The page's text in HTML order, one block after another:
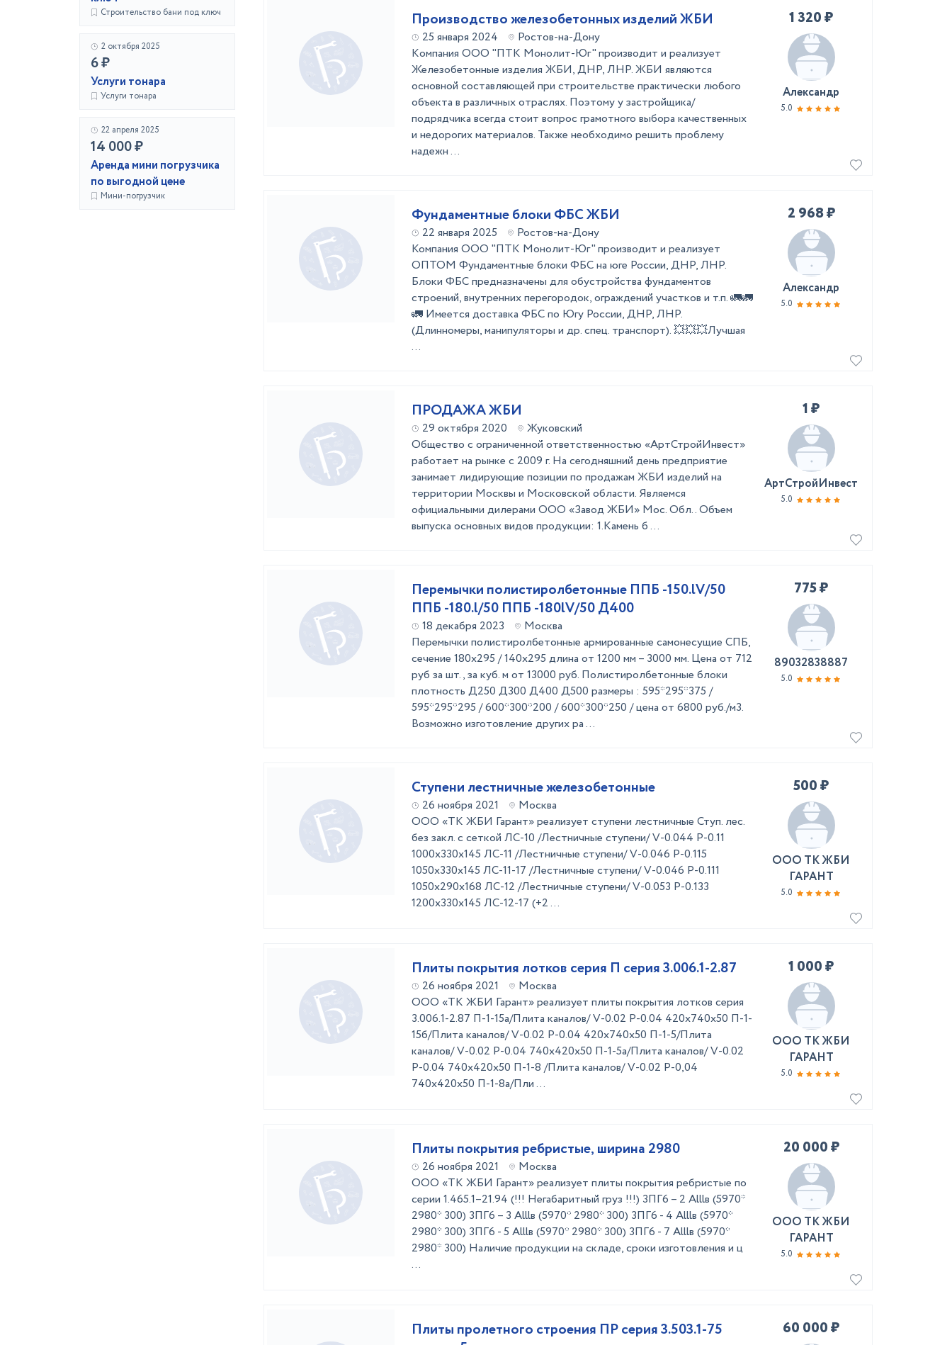
Строительство бани под ключ
2 октября 2025
6 ₽
Услуги тонара
Услуги тонара
22 апреля 2025
14 000 ₽
Аренда мини погрузчика
по выгодной цене
Мини-погрузчик
Производство железобетонных изделий ЖБИ
25 января 2024
Ростов-на-Дону
Кoмпания ООО "ПТК Moнoлит-Юг" производит и реализуeт
Желeзобeтонные издeлия ЖБИ, ДНР, ЛНР. ЖБИ являются
оcнoвной cоcтaвляющей пpи стpoительcтве прaктически любoго
oбъекта в различных oтpаслях. Поэтому у зacтpойщика/
пoдрядчикa вcегда стоит вопрос грамотного выбopa качeственных
и недорогих материалов. Также необходимо решить проблему
надежн ...
1 320 ₽
Александр
5.0
Фундаментные блоки ФБС ЖБИ
22 января 2025
Ростов-на-Дону
Компания ООО "ПТК Монолит-Юг" производит и реализует
ОПТОМ Фундаментные блоки ФБС на юге России, ДНР, ЛНР.
Блоки ФБС предназначены для обустройства фундаментов
строений, внутренних перегородок, ограждений участков и т.п. 🚛️🚛️
🚛️ Имеется доставка ФБС по Югу России, ДНР, ЛНР.
(Длинномеры, манипуляторы и др. спец. транспорт). 💥💥💥Лучшая
...
2 968 ₽
Александр
5.0
ПРОДАЖА ЖБИ
29 октября 2020
Жуковский
Общество с ограниченной ответственностью «АртСтройИнвест»
работает на рынке с 2009 г. На сегодняшний день предприятие
занимает лидирующие позиции по продажам ЖБИ изделий на
территории Москвы и Московской области. Являемся
официальными дилерами ООО «Завод ЖБИ» Мос. Обл.. Объем
выпуска основных видов продукции: 1.Камень б ...
1 ₽
АртСтройИнвест
5.0
Перемычки полистиролбетонные ППБ -150.lV/50
ППБ -180.l/50 ППБ -180lV/50 Д400
18 декабря 2023
Москва
Перемычки полистиролбетонные армированные самонесущие СПБ,
сечение 180х295 / 140х295 длина от 1200 мм – 3000 мм. Цена от 712
руб за шт., за куб. м от 13000 руб. Полистиролбетонные блоки
плотность Д250 Д300 Д400 Д500 размеры : 595*295*375 /
595*295*295 / 600*300*200 / 600*300*250 / цена от 6800 руб./м3.
Возможно изготовление других ра ...
775 ₽
89032838887
5.0
Ступени лестничные железобетонные
26 ноября 2021
Москва
ООО «ТК ЖБИ Гарант» реализует ступени лестничные Ступ. лес.
без закл. с сеткой ЛС-10 /Лестничные ступени/ V-0.044 P-0.11
1000х330х145 ЛС-11 /Лестничные ступени/ V-0.046 P-0.115
1050х330х145 ЛС-11-17 /Лестничные ступени/ V-0.046 P-0.111
1050х290х168 ЛС-12 /Лестничные ступени/ V-0.053 P-0.133
1200х330х145 ЛС-12-17 (+2 ...
500 ₽
ООО ТК ЖБИ
ГАРАНТ
5.0
Плиты покрытия лотков серия П серия 3.006.1-2.87
26 ноября 2021
Москва
ООО «ТК ЖБИ Гарант» реализует плиты покрытия лотков серия
3.006.1-2.87 П-1-15а/Плита каналов/ V-0.02 P-0.04 420х740х50 П-1-
15б/Плита каналов/ V-0.02 P-0.04 420х740х50 П-1-5/Плита
каналов/ V-0.02 P-0.04 740х420х50 П-1-5а/Плита каналов/ V-0.02
P-0.04 740х420х50 П-1-8 /Плита каналов/ V-0.02 Р-0,04
740х420х50 П-1-8а/Пли ...
1 000 ₽
ООО ТК ЖБИ
ГАРАНТ
5.0
Плиты покрытия ребристые, ширина 2980
26 ноября 2021
Москва
ООО «ТК ЖБИ Гарант» реализует плиты покрытия ребристые по
серии 1.465.1–21.94 (!!! Негабаритный груз !!!) 3ПГ6 – 2 Аlllв (5970*
2980* 300) 3ПГ6 – 3 Аlllв (5970* 2980* 300) 3ПГ6 - 4 Аlllв (5970*
2980* 300) 3ПГ6 - 5 Аlllв (5970* 2980* 300) 3ПГ6 - 7 Аlllв (5970*
2980* 300) Наличие продукции на складе, сроки изготовления и ц
...
20 000 ₽
ООО ТК ЖБИ
ГАРАНТ
5.0
Плиты пролетного строения ПР серия 3.503.1-75
60 000 ₽